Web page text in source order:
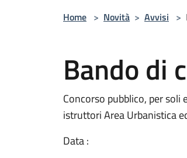
Home > Novità > Avvisi >
Bando di
Concorso pubblico, per
istruttori Area Urbanistica
Data :